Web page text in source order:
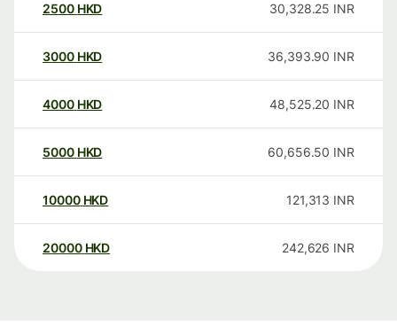
2500 HKD 30,328.25 INR
3000 HKD 36,393.90 INR
4000 HKD 48,525.20 INR
5000 HKD 60,656.50 INR
10000 HKD 121,313 INR
20000 HKD 242,626 INR